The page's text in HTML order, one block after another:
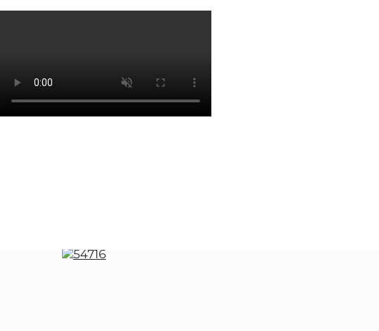
Os cookies de marketing são usados para entregar aos